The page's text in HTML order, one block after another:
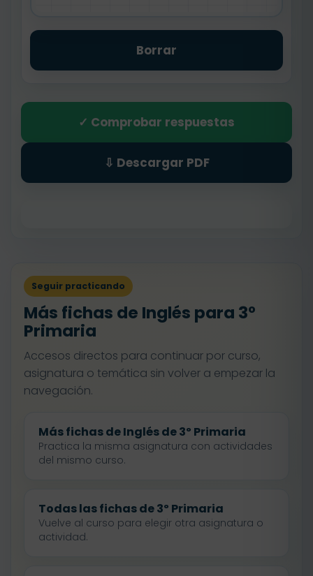
Borrar
✓ Comprobar respuestas
⇩ Descargar PDF
Seguir practicando
Más fichas de Inglés para 3º
Primaria
Accesos directos para continuar por curso,
asignatura o temática sin volver a empezar la
navegación.
Más fichas de Inglés de 3º Primaria
Practica la misma asignatura con actividades
del mismo curso.
Todas las fichas de 3º Primaria
Vuelve al curso para elegir otra asignatura o
actividad.